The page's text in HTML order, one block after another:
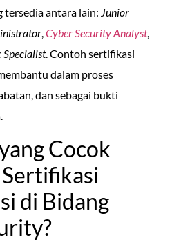
tersedia antara lain: Junior
,Cyber Security Analyst,
Specialist. Contoh sertifikasi
dalam proses
dan sebagai bukti
Cocok
di Bidang